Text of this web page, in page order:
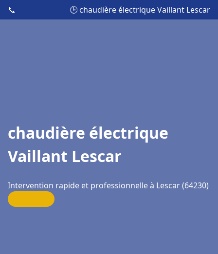
📞 🕒 chaudière électrique Vaillant Lescar
chaudière électrique
Vaillant Lescar
Intervention rapide et professionnelle à Lescar (64230)